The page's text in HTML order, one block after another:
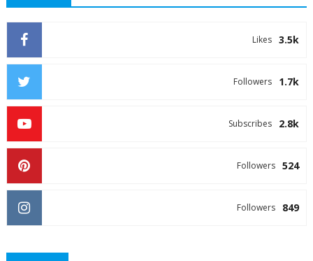
3.5k
Likes
1.7k
Followers
2.8k
Subscribes
524
Followers
849
Followers